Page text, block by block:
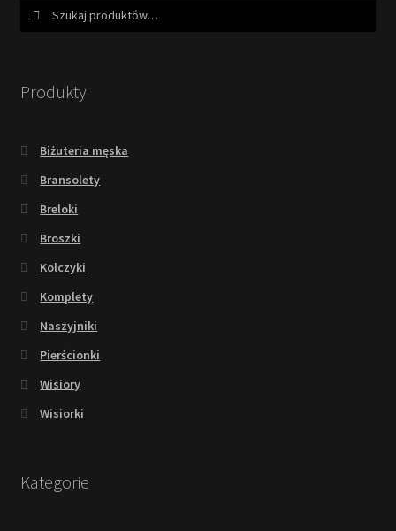
Produkty
Biżuteria męska
Bransolety
Breloki
Broszki
Kolczyki
Komplety
Naszyjniki
Pierścionki
Wisiory
Wisiorki
Kategorie